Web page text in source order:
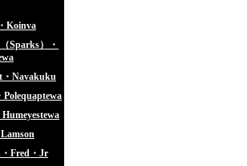
Koinva
Sparks）・
Navakuku
Fred・Jr